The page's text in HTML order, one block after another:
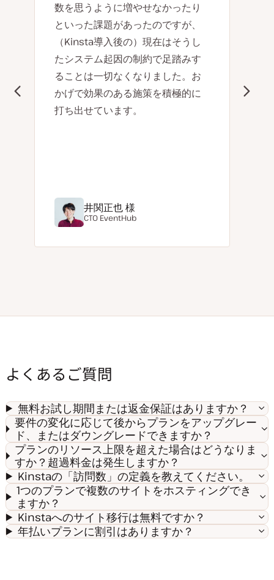
数を思うように増やせなかったり
といった課題があったのですが、
（Kinsta導入後の）現在はそうし
たシステム起因の制約で足踏みす
ることは一切なくなりました。お
かげで効果のある施策を積極的に
打ち出せています。
井関正也 様
CTO EventHub
よくあるご質問
無料お試し期間または返金保証はありますか？
要件の変化に応じて後からプランをアップグレー
ド、またはダウングレードできますか？
プランのリソース上限を超えた場合はどうなりま
すか？超過料金は発生しますか？
Kinstaの「訪問数」の定義を教えてください。
1つのプランで複数のサイトをホスティングでき
ますか？
Kinstaへのサイト移行は無料ですか？
年払いプランに割引はありますか？